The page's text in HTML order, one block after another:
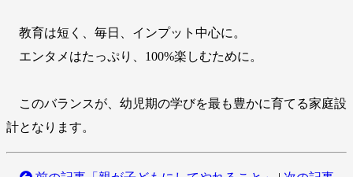
教育は短く、毎日、インプット中心に。
エンタメはたっぷり、100%楽しむために。
このバランスが、幼児期の学びを最も豊かに育てる家庭設
計となります。